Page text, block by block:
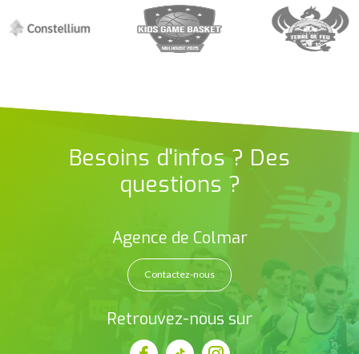
Besoins d'infos ? Des
questions ?
Agence de Colmar
Contactez-nous
Retrouvez-nous sur